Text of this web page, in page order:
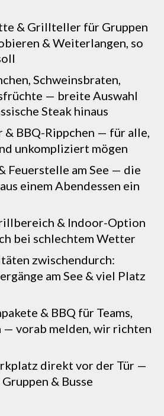
& Grillteller für Gruppen
& Weiterlangen, so
Schweinsbraten,
— breite Auswahl
Steak hinaus
& BBQ-Rippchen — für alle,
unkompliziert mögen
Feuerstelle am See — die
einem Abendessen ein
& Indoor-Option
bei schlechtem Wetter
zwischendurch:
am See & viel Platz
& BBQ für Teams,
— vorab melden, wir richten
direkt vor der Tür —
& Busse